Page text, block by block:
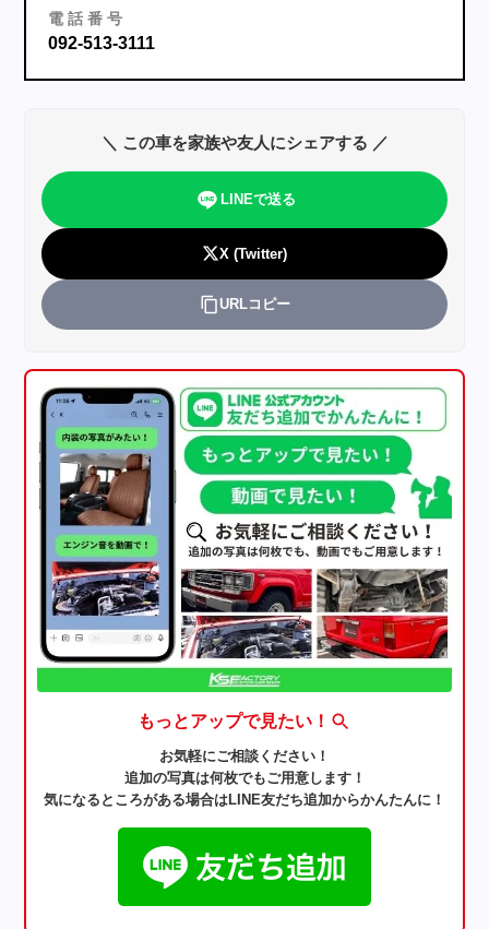
電 話 番 号
092-513-3111
＼ この車を家族や友人にシェアする ／
LINEで送る
X (Twitter)
URLコピー
もっとアップで見たい！
お気軽にご相談ください！
追加の写真は何枚でもご用意します！
気になるところがある場合はLINE友だち追加からかんたんに！